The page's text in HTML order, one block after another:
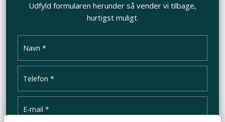
Udfyld formularen herunder så vender vi tilbage,
hurtigst muligt.